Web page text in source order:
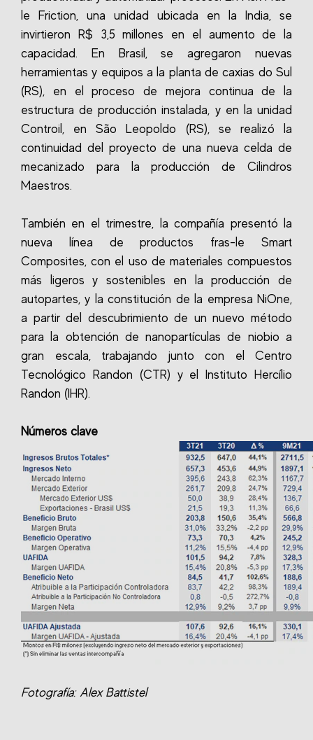
le Friction, una unidad ubicada en la India, se
invirtieron R$ 3,5 millones en el aumento de la
capacidad. En Brasil, se agregaron nuevas
herramientas y equipos a la planta de caxias do Sul
(RS), en el proceso de mejora continua de la
estructura de producción instalada, y en la unidad
Controil, en São Leopoldo (RS), se realizó la
continuidad del proyecto de una nueva celda de
mecanizado para la producción de Cilindros
Maestros.
También en el trimestre, la compañía presentó la
nueva línea de productos fras-le Smart
Composites, con el uso de materiales compuestos
más ligeros y sostenibles en la producción de
autopartes, y la constitución de la empresa NiOne,
a partir del descubrimiento de un nuevo método
para la obtención de nanopartículas de niobio a
gran escala, trabajando junto con el Centro
Tecnológico Randon (CTR) y el Instituto Hercílio
Randon (IHR).
Números clave
Fotografía: Alex Battistel